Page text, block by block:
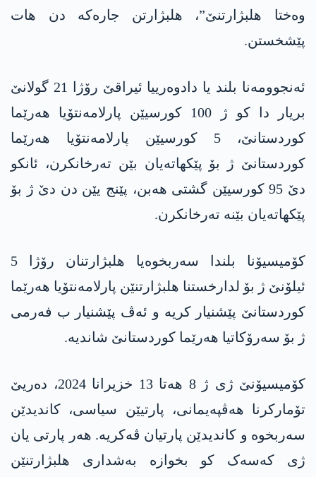
وەختا ھلبژارتنێ”، ھلبژارتن جارەکە دن ھات
پێشخستن.
ئەنجوومەنا بلند یا دادوەرییا ئیراقێ رۆژا 21 گولانێ
بریار دا کو ژ 100 کورسیێن پارلامەنتۆیا ھەرێما
کوردستانێ، 5 کورسیێن پارلامەنتۆیا ھەرێما
کوردستانێ ژ بۆ پێکھاتەیان بێن تەرخانکرن، ئانکو
دێ 95 کورسیێن گشتی ھەبن، پێنج یێن دن دێ ژ بۆ
پێکھاتەیان بێنە تەرخانکرن.
کۆمیسیۆنا بلندا سەربخوەیا ھلبژارتنان رۆژا 5
ئیلۆنێ ژ بۆ لدارخستنا ھلبژارتنێن پارلامەنتۆیا ھەرێما
کوردستانێ پێشنیار کریە و ئەڤ پێشنیار ب فەرمی
ژ بۆ سەرۆکاتیا ھەرێما کوردستانێ شاندیە.
کۆمیسیۆنێ ژی ژ 8 ھەتا 13 خزیرانا 2024، دەریێ
تۆمارکرنا ھەڤپەیمانی، پارتیێن سیاسی، کاندیدێن
سەربخوە و کاندیدێن پارتیان ڤەکریە. ھەر پارتی یان
ژی کەسەک کو بخوازە بەشداری ھلبژارتنێن